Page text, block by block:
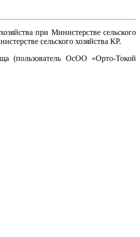
при Министерстве сельского
сельского хозяйства КР.
(пользователь ОсОО «Орто-Токой